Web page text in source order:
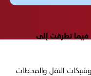
الصيفية، فيما أشارت إلى أن حجم الإنتاج المتوقع قد يصل إلى 28 ألف ميغاواط، فيما تطرقت إلى
النقل والمحطات